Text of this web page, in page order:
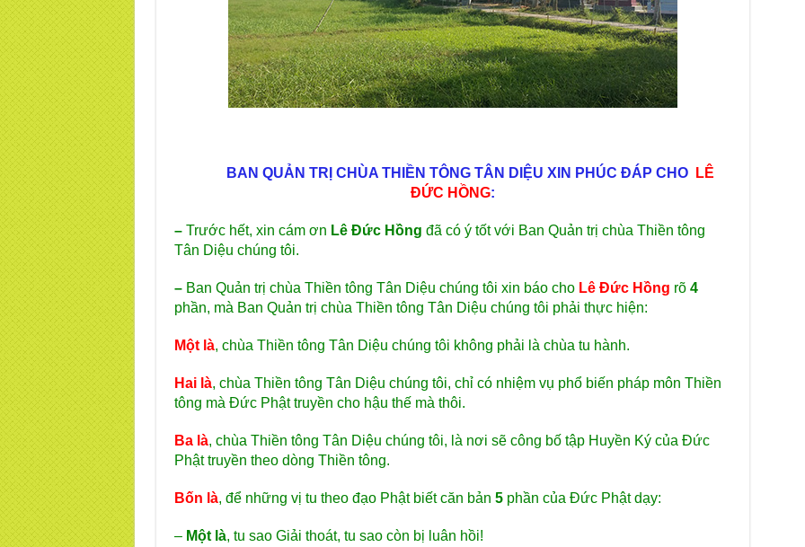
BAN QUẢN TRỊ CHÙA THIỀN TÔNG TÂN DIỆU XIN PHÚC ĐÁP CHO
LÊ
ĐỨC HỒNG:
– Trước hết, xin cám ơn Lê Đức Hồng đã có ý tốt với Ban Quản trị chùa Thiền tông
Tân Diệu chúng tôi.
–Ban Quản trị chùa Thiền tông Tân Diệu chúng tôi xin báo cho Lê Đức Hồng rõ 4
phần, mà Ban Quản trị chùa Thiền tông Tân Diệu chúng tôi phải thực hiện:
Một là, chùa Thiền tông Tân Diệu chúng tôi không phải là chùa tu hành.
Hai là, chùa Thiền tông Tân Diệu chúng tôi, chỉ có nhiệm vụ phổ biến pháp môn Thiền
tông mà Đức Phật truyền cho hậu thế mà thôi.
Ba là, chùa Thiền tông Tân Diệu chúng tôi, là nơi sẽ công bố tập Huyền Ký của Đức
Phật truyền theo dòng Thiền tông.
Bốn là, để những vị tu theo đạo Phật biết căn bản 5phần của Đức Phật dạy:
– Một là, tu sao Giải thoát, tu sao còn bị luân hồi!